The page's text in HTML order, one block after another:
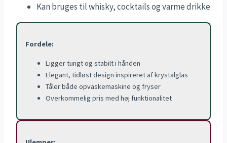
Kan bruges til whisky, cocktails og varme drikke
Fordele:
Ligger tungt og stabilt i hånden
Elegant, tidløst design inspireret af krystalglas
Tåler både opvaskemaskine og fryser
Overkommelig pris med høj funktionalitet